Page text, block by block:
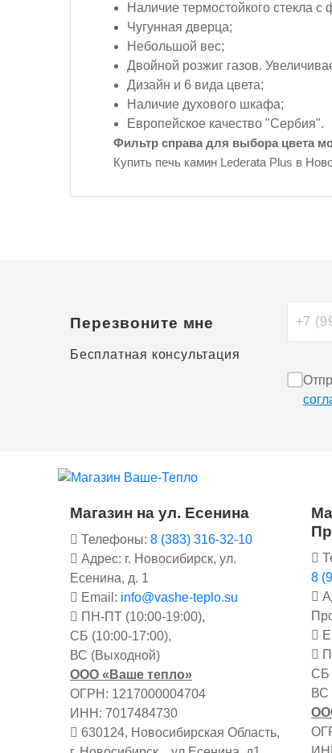
Наличие термостойкого стекла
Чугунная дверца;
Небольшой вес;
Двойной розжиг газов.
Дизайн и 6 вида цвета;
Наличие духового шкафа;
Европейское качество "Сербия".
Фильтр справа для выбора цвета
Купить печь камин Lederata Plus в
Перезвоните мне
Бесплатная консультация
Магазин на ул. Есенина
Телефоны: 8 (383) 316-32-10
Адрес: г. Новосибирск, ул.
Есенина, д. 1
Email: info@vashe-teplo.su
ПН-ПТ (10:00-19:00),
СБ (10:00-17:00),
ВС (Выходной)
ООО «Ваше тепло»
ОГРН: 1217000004704
ИНН: 7017484730
630124, Новосибирская Область,
8
СБ
ВС